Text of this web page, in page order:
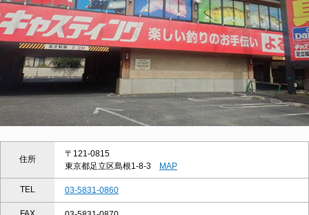
住所
〒121-0815
東京都足立区島根1-8-3
MAP
TEL 03-5831-0860